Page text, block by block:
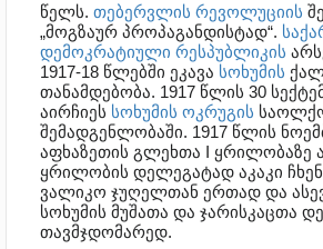
წელს. თებერვლის რევოლუციის
„მოგზაურ პროპაგანდისტად“.
დემოკრატიული რესპუბლიკის
1917-18 წლებში ეკავა სოხუმის
თანამდებობა. 1917 წლის 30
აირჩიეს სოხუმის ოკრუგის
შემადგენლობაში. 1917 წლის
აფხაზეთის გლეხთა I ყრილობაზე
ყრილობის დელეგატად აკაკი
ვალიკო ჯუღელთან ერთად და
სოხუმის მუშათა და ჯარისკაცთა
თავმჯდომარედ.